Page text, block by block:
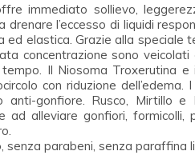
immediato sollievo,
drenare l’eccesso di liquidi
elastica. Grazie alla speciale
concentrazione sono
tempo. Il Niosoma Troxerutina
con riduzione
gonfiore. Rusco, Mirtillo e
ad alleviare gonfiori,
parabeni, senza paraffina